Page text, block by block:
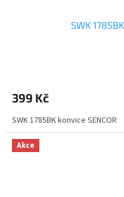
SWK
399 Kč
SWK 1785BK konvice SENCOR
Akce